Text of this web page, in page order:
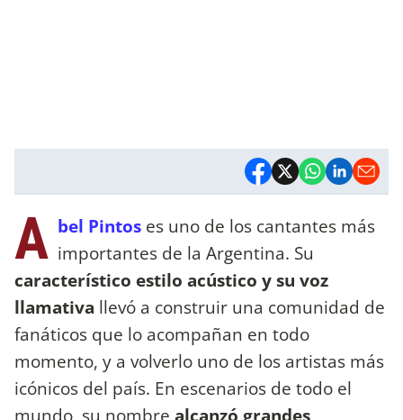
A bel Pintos es uno de los cantantes más
importantes de la Argentina. Su
característico estilo acústico y su voz
llamativa llevó a construir una comunidad de
fanáticos que lo acompañan en todo
momento, y a volverlo uno de los artistas más
icónicos del país. En escenarios de todo el
mundo, su nombre alcanzó grandes